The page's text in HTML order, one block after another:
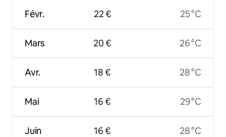
Févr.
Mars
Avr.
Mai
Juin
22 €
20 €
18 €
16 €
16 €
25 °C
26 °C
28 °C
29 °C
28 °C